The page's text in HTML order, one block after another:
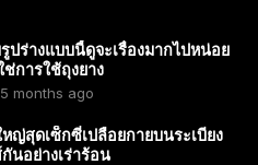
รูปร่างแบบนี้ดูจะเรื่องมากไปหน่อย
ช่การใช้ถุงยาง
5 months ago
ญ่สุดเซ็กซี่เปลือยกายบนระเบียง
นอย่างเร่าร้อน